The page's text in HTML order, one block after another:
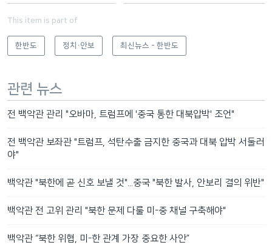
This item is part of
한반도 정치·안보 최신뉴스 - 한반도
관련 뉴스
전 백악관 관리 "오바마, 트럼프에 '중국 통한 대북압박' 조언"
전 백악관 보좌관 "트럼프, 석탄수출 금지한 중국과 대북 압박 서둘러
야"
백악관 "북한에 곧 신호 보낼 것"...중국 "북한 발사, 안보리 결의 위반"
백악관 전 고위 관리 "북한 문제 다룰 미-중 채널 구축해야"
백악관 “북한 위협, 미-한 관계 가장 중요한 사안”